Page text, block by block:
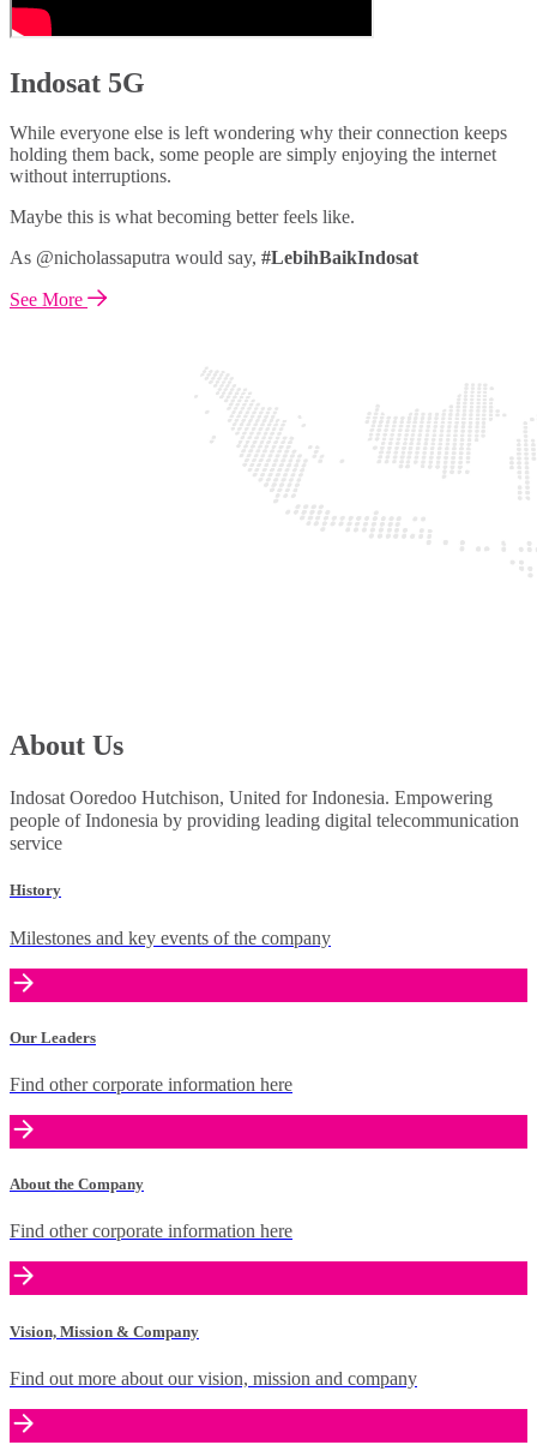
Indosat 5G
While everyone else is left wondering why their connection keeps
holding them back, some people are simply enjoying the internet
without interruptions.
Maybe this is what becoming better feels like.
As @nicholassaputra would say, #LebihBaikIndosat
See More
About Us
Indosat Ooredoo Hutchison, United for Indonesia. Empowering
people of Indonesia by providing leading digital telecommunication
service
History
Milestones and key events of the company
Our Leaders
Find other corporate information here
About the Company
Find other corporate information here
Vision, Mission & Company
Find out more about our vision, mission and company